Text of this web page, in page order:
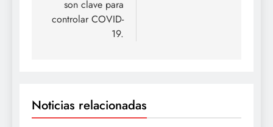
son clave para
controlar COVID-
19.
Noticias relacionadas